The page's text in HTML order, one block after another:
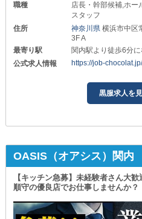
職種
店長・幹部候補,ホー
スタッフ
住所
神奈川県横浜市中区
3F A
最寄り駅
関内駅より徒歩6分に
公式求人情報
https://job-
黒服求人を
OASIS（オアシス）関内
【キッチン急募】未経験者さん大
順守の優良店でお仕事しませんか？